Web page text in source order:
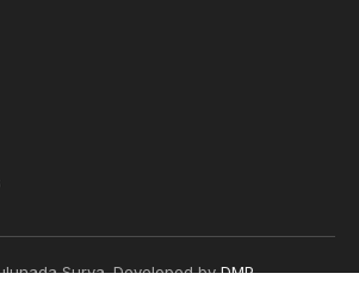
Surya. Developed byDMP